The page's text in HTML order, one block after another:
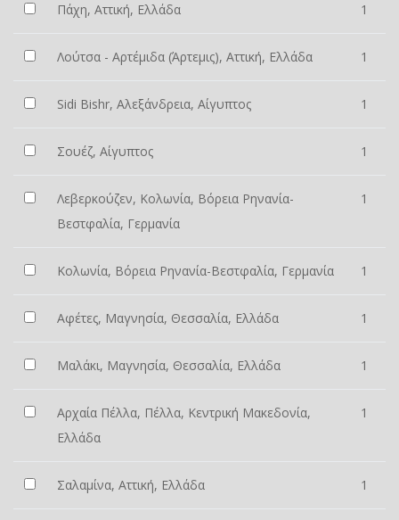
Πάχη, Αττική, Ελλάδα 1
Λούτσα - Αρτέμιδα (Άρτεμις), Αττική, Ελλάδα 1
Sidi Bishr, Αλεξάνδρεια, Αίγυπτος 1
Σουέζ, Αίγυπτος 1
Λεβερκούζεν, Κολωνία, Βόρεια Ρηνανία-
Βεστφαλία, Γερμανία
1
Κολωνία, Βόρεια Ρηνανία-Βεστφαλία, Γερμανία 1
Αφέτες, Μαγνησία, Θεσσαλία, Ελλάδα 1
Μαλάκι, Μαγνησία, Θεσσαλία, Ελλάδα 1
Αρχαία Πέλλα, Πέλλα, Κεντρική Μακεδονία,
Ελλάδα
1
Σαλαμίνα, Αττική, Ελλάδα 1